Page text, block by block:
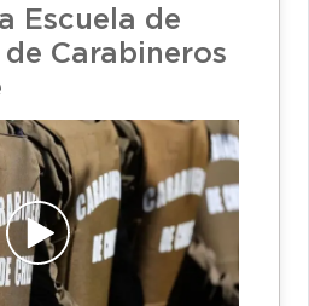
Escuela de
Carabineros